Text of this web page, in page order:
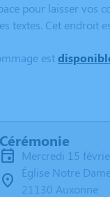
pour laisser vos
textes. Cet endroit
est
Cérémonie
mercredi 15
Église Notre
21130 Auxonne